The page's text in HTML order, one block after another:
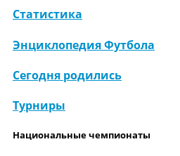
Статистика
Энциклопедия Футбола
Сегодня родились
Турниры
Национальные чемпионаты